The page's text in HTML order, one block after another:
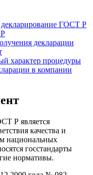
декларирование ГОСТ Р
декларации
характер процедуры
в компании
Р является
качества и
национальных
госстандарты
нормативы.